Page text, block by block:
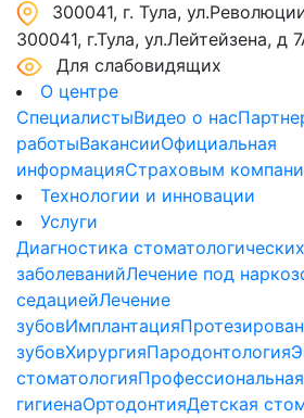
300041, г. Тула,
300041, г.Тула, ул.Лейтейзена, д
Для слабовидящих
О центре
СпециалистыВидео о нас
работыВакансииОфициальная
информацияСтраховым
Технологии и инновации
Услуги
Диагностика стоматологических
заболеванийЛечение под
седациейЛечение
зубовИмплантация
зубовХирургияПародонтология
стоматологияПрофессиональная
гигиенаОртодонтияДетская